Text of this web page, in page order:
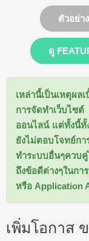
ตัวอย่า
ดู
เหล่านี้เป็นเหตุผล
การจัดทำเว็บไซ
ออนไลน์ แต่ทั้งนี้ทั้
ยังไม่ตอบโจทย์กา
ทำระบบอื่นๆควบคู่
ถึงข้อดีต่างๆในก
หรือ Application
เพิ่มโอกาส